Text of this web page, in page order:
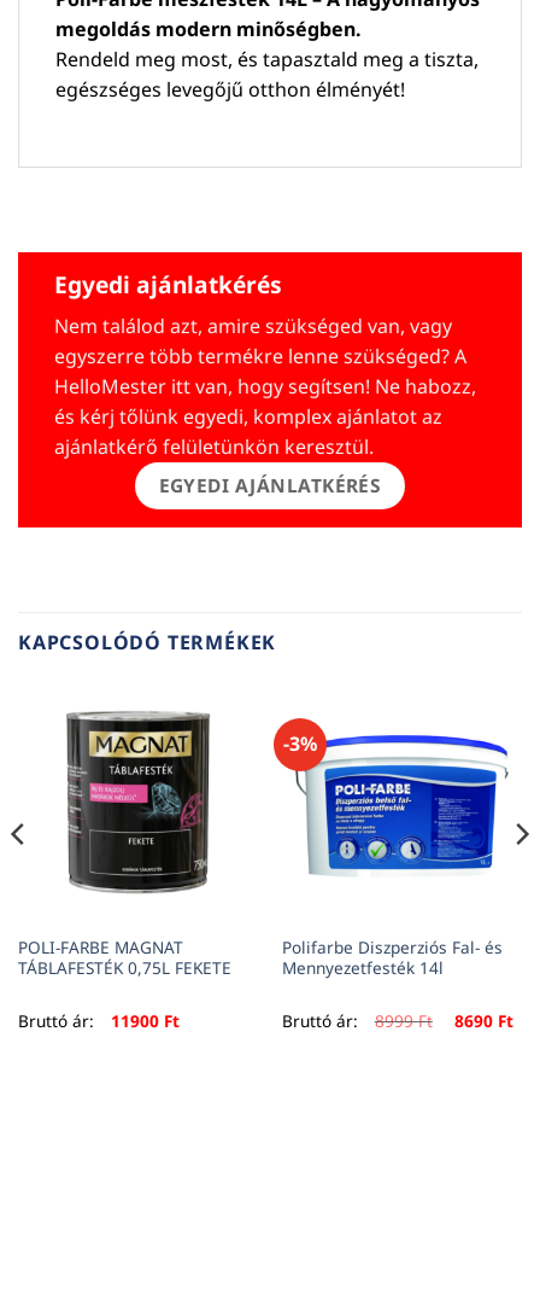
megoldás modern minőségben.
Rendeld meg most, és tapasztald meg a tiszta,
egészséges levegőjű otthon élményét!
Egyedi ajánlatkérés
Nem találod azt, amire szükséged van, vagy
egyszerre több termékre lenne szükséged? A
HelloMester itt van, hogy segítsen! Ne habozz,
és kérj tőlünk egyedi, komplex ajánlatot az
ajánlatkérő felületünkön keresztül.
EGYEDI AJÁNLATKÉRÉS
KAPCSOLÓDÓ TERMÉKEK
POLI-FARBE MAGNAT
TÁBLAFESTÉK 0,75L FEKETE
Bruttó ár: 11900 Ft
-3%
Polifarbe Diszperziós Fal- és
Mennyezetfesték 14l
Bruttó ár: 8999Ft Original
price
8690 Ft